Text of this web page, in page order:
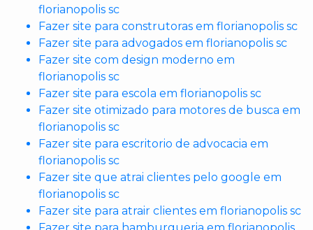
florianopolis sc
Fazer site para construtoras em florianopolis sc
Fazer site para advogados em florianopolis sc
Fazer site com design moderno em
florianopolis sc
Fazer site para escola em florianopolis sc
Fazer site otimizado para motores de busca em
florianopolis sc
Fazer site para escritorio de advocacia em
florianopolis sc
Fazer site que atrai clientes pelo google em
florianopolis sc
Fazer site para atrair clientes em florianopolis sc